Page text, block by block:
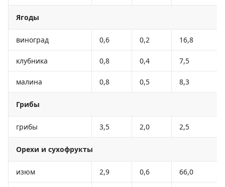
Ягоды
виноград 0,6 0,2 16,8
клубника 0,8 0,4 7,5
малина 0,8 0,5 8,3
Грибы
грибы 3,5 2,0 2,5
Орехи и сухофрукты
изюм 2,9 0,6 66,0